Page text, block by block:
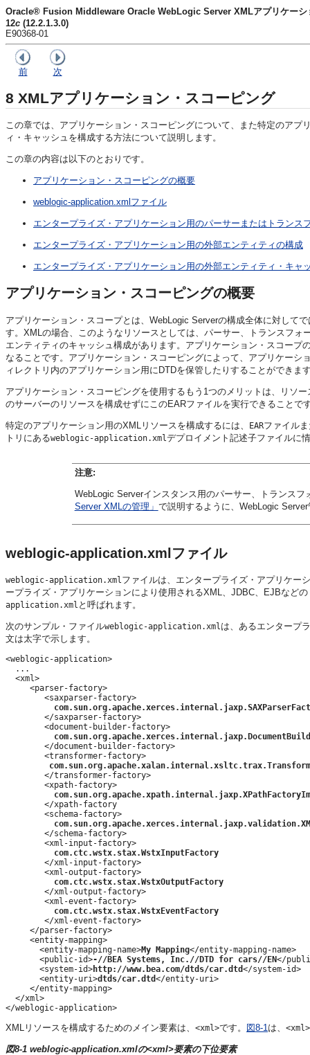
Oracle® Fusion Middleware Oracle WebLogic Server XMLアプリケーシ
12c (12.2.1.3.0)
E90368-01
前 次
8 XMLアプリケーション・スコーピング
この章では、アプリケーション・スコーピングについて、また特定のア
ィ・キャッシュを構成する方法について説明します。
この章の内容は以下のとおりです。
アプリケーション・スコーピングの概要
weblogic-application.xmlファイル
エンタープライズ・アプリケーション用のパーサーまたはトランス
エンタープライズ・アプリケーション用の外部エンティティの構成
エンタープライズ・アプリケーション用の外部エンティティ・キャ
アプリケーション・スコーピングの概要
アプリケーション・スコープとは、WebLogic Serverの構成全体に対して
す。XMLの場合、このようなリソースとしては、パーサー、トランスフ
エンティティのキャッシュ構成があります。アプリケーション・スコー
なることです。アプリケーション・スコーピングによって、アプリケーシ
ィレクトリ内のアプリケーション用にDTDを保管したりすることができま
アプリケーション・スコーピングを使用するもう1つのメリットは、リソ
のサーバーのリソースを構成せずにこのEARファイルを実行できることで
特定のアプリケーション用のXMLリソースを構成するには、 EARファイル
トリにあるweblogic-application.xmlデプロイメント記述子ファイルに
注意:
WebLogic Serverインスタンス用のパーサー、トランス
Server XMLの管理」 で説明するように、WebLogic
weblogic-application.xmlファイル
weblogic-application.xmlファイルは、エンタープライズ・アプリケー
ープライズ・アプリケーションにより使用されるXML、JDBC、EJBなど
application.xml と呼ばれます。
次のサンプル・ファイルweblogic-application.xmlは、あるエンタープ
文は太字で示します。
<weblogic-application>
  ...
  <xml>
     <parser-factory>
        <saxparser-factory>
        </saxparser-factory>
        <document-builder-factory>
        </document-builder-factory>
        <transformer-factory>
        </transformer-factory>
        <xpath-factory>
        </xpath-factory
        <schema-factory>
        </schema-factory>
        <xml-input-factory>
com.ctc.wstx.stax.WstxInputFactory
        </xml-input-factory>
        <xml-output-factory>
com.ctc.wstx.stax.WstxOutputFactory
        </xml-output-factory>
        <xml-event-factory>
com.ctc.wstx.stax.WstxEventFactory
        </xml-event-factory>
     </parser-factory>
     <entity-mapping>
       <entity-mapping-name>
My Mapping</entity-mapping-name>
       <public-id>
-//BEA Systems, Inc.//DTD for cars//EN</
       <system-id>
http://www.bea.com/dtds/car.dtd</system-id>
       <entity-uri>
dtds/car.dtd</entity-uri>
     </entity-mapping>
  </xml>
XMLリソースを構成するためのメイン要素は、 <xml>です。 図8-1 は、 <xml>
図8-1 weblogic-application.xmlの<xml>要素の下位要素